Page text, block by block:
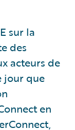
sur la
des
acteurs de
jour que
en